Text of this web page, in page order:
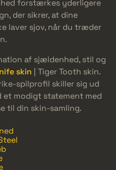
forstærkes yderligere
der sikrer, at dine
laver sjov, når du træder
af sjældenhed, stil og
skin | Tiger Tooth skin.
spilprofil skiller sig ud
modigt statement med
til din skin-samling.